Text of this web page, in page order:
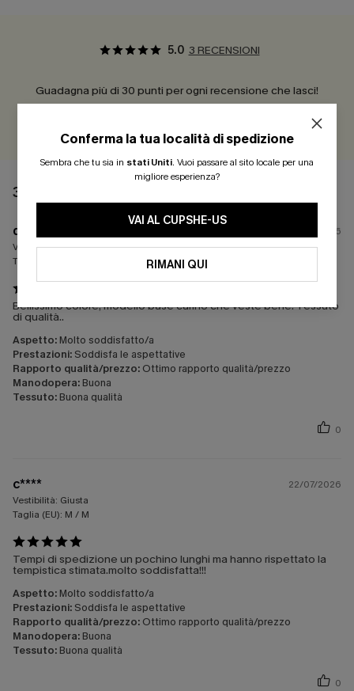
5.0 3 RECENSIONI
Guadagna più di 30 punti per ogni recensione che lasci!
3 RECENSIONI
d****
24/07/2026
Vestibilità:Giusta
Taglia (EU):
Bellissimo colore, modello base carino che veste bene. Tessuto
di qualità..
Aspetto: Molto soddisfatto/a
Prestazioni: Soddisfa le aspettative
Rapporto qualità/prezzo: Ottimo rapporto qualità/prezzo
Manodopera: Buona
Tessuto: Buona qualità
0
c****
22/07/2026
Vestibilità: Giusta
Taglia (EU): M / M
Tempi di spedizione un pochino lunghi ma hanno rispettato la
tempistica stimata.molto soddisfatta!!!
Aspetto: Molto soddisfatto/a
Prestazioni: Soddisfa le aspettative
Rapporto qualità/prezzo: Ottimo rapporto qualità/prezzo
Manodopera: Buona
Tessuto: Buona qualità
0
Conferma la tua località di spedizione
Sembra che tu sia in stati Uniti. Vuoi passare al sito locale per una
migliore esperienza?
VAI AL CUPSHE-US
RIMANI QUI